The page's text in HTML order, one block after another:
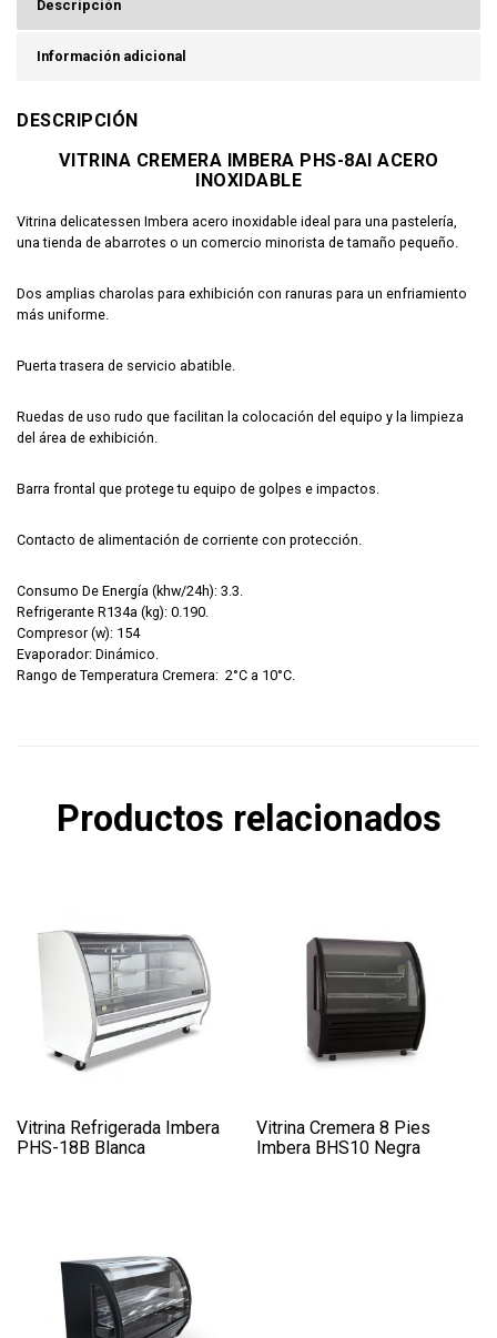
Descripción
Información adicional
DESCRIPCIÓN
VITRINA CREMERA IMBERA PHS-8AI ACERO
INOXIDABLE
Vitrina delicatessen Imbera acero inoxidable ideal para una pastelería,
una tienda de abarrotes o un comercio minorista de tamaño pequeño.
Dos amplias charolas para exhibición con ranuras para un enfriamiento
más uniforme.
Puerta trasera de servicio abatible.
Ruedas de uso rudo que facilitan la colocación del equipo y la limpieza
del área de exhibición.
Barra frontal que protege tu equipo de golpes e impactos.
Contacto de alimentación de corriente con protección.
Consumo De Energía (khw/24h): 3.3.
Refrigerante R134a (kg): 0.190.
Compresor (w): 154
Evaporador: Dinámico.
Rango de Temperatura Cremera: 2°C a 10°C.
Productos relacionados
Vitrina Refrigerada Imbera
PHS-18B Blanca
Vitrina Cremera 8 Pies
Imbera BHS10 Negra